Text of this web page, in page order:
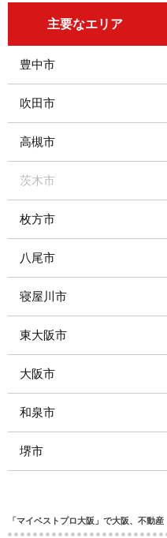
主要なエリア
豊中市
吹田市
高槻市
茨木市
枚方市
八尾市
寝屋川市
東大阪市
大阪市
和泉市
堺市
「マイベストプロ大阪」で大阪、不動